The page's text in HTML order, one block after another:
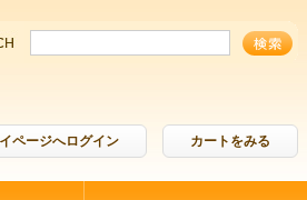
ページへログイン カートをみる